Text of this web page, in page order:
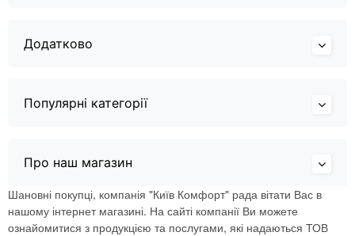
Додатково
Популярні категорії
Про наш магазин
Шановні покупці, компанія "Київ Комфорт" рада вітати Вас в
нашому інтернет магазині. На сайті компанії Ви можете
ознайомитися з продукцією та послугами, які надаються ТОВ